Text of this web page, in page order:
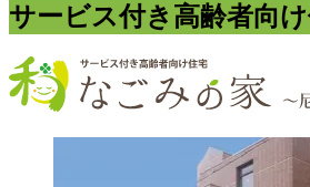
サービス付き高齢者向